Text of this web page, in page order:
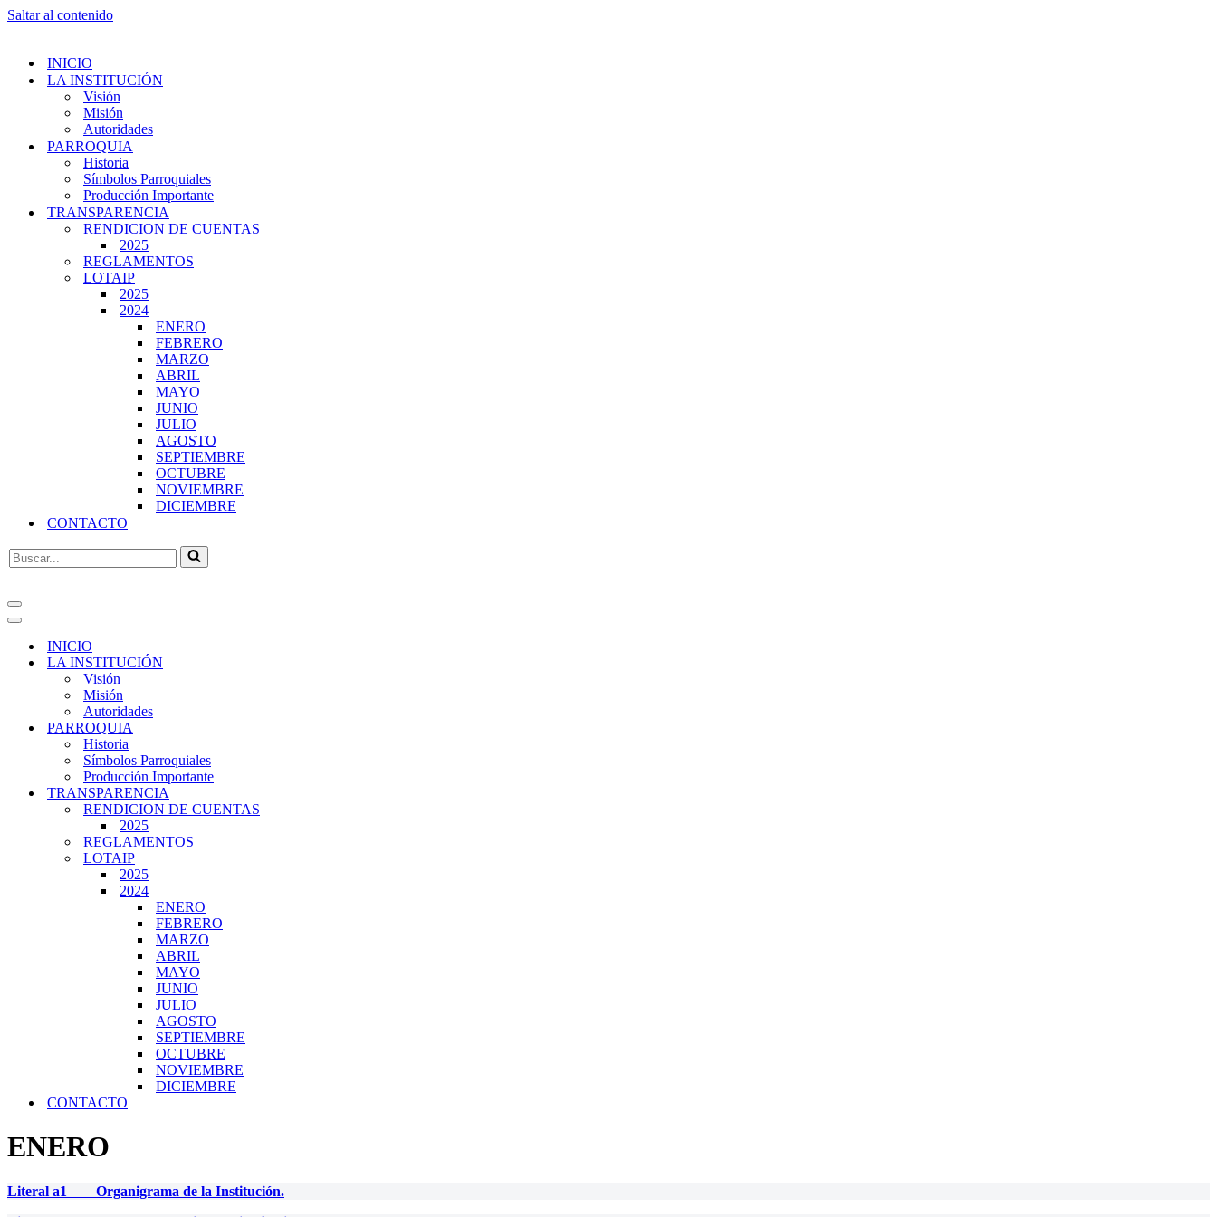
Saltar al contenido
INICIO
LA INSTITUCIÓN
Visión
Misión
Autoridades
PARROQUIA
Historia
Símbolos Parroquiales
Producción Importante
TRANSPARENCIA
RENDICION DE CUENTAS
2025
REGLAMENTOS
LOTAIP
2025
2024
ENERO
FEBRERO
MARZO
ABRIL
MAYO
JUNIO
JULIO
AGOSTO
SEPTIEMBRE
OCTUBRE
NOVIEMBRE
DICIEMBRE
CONTACTO
Buscar...
Menú
de
Menú
navegación
INICIO
LA INSTITUCIÓN
Visión
Misión
Autoridades
PARROQUIA
Historia
Símbolos Parroquiales
Producción Importante
TRANSPARENCIA
RENDICION DE CUENTAS
2025
REGLAMENTOS
LOTAIP
2025
2024
ENERO
FEBRERO
MARZO
ABRIL
MAYO
JUNIO
JULIO
AGOSTO
SEPTIEMBRE
OCTUBRE
NOVIEMBRE
DICIEMBRE
CONTACTO
ENERO
Literal a1 Organigrama de la Institución.